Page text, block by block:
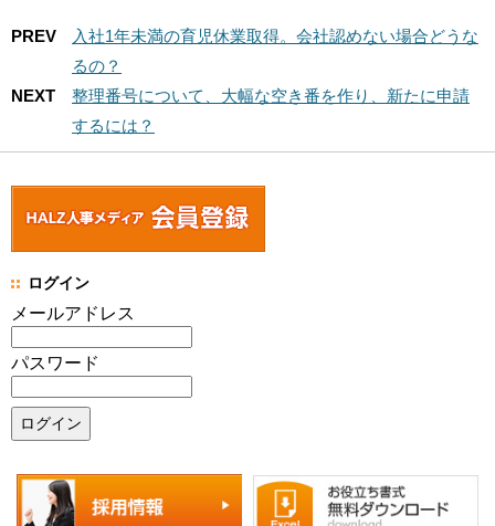
PREV
入社1年未満の育児休業取得。会社認めない場合どうな
るの？
NEXT
整理番号について、大幅な空き番を作り、新たに申請
するには？
ログイン
メールアドレス
パスワード